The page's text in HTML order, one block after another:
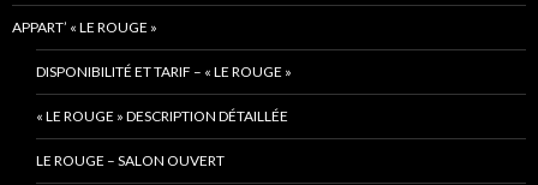
APPART’ « LE ROUGE »
DISPONIBILITÉ ET TARIF – « LE ROUGE »
« LE ROUGE » DESCRIPTION DÉTAILLÉE
LE ROUGE – SALON OUVERT